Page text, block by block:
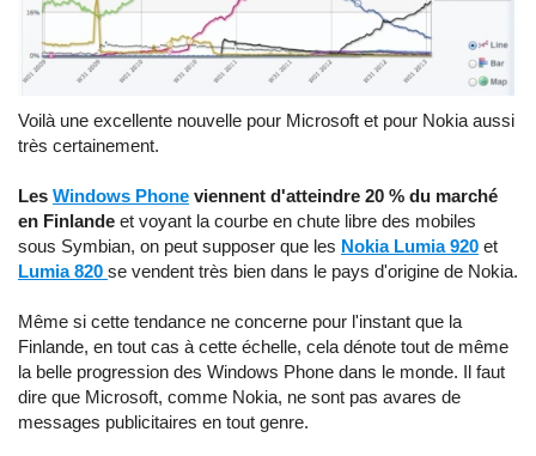
Voilà une excellente nouvelle pour Microsoft et pour Nokia aussi
très certainement.
Les Windows Phone viennent d'atteindre 20 % du marché
en Finlande et voyant la courbe en chute libre des mobiles
sous Symbian, on peut supposer que les Nokia Lumia 920 et
Lumia 820 se vendent très bien dans le pays d'origine de Nokia.
Même si cette tendance ne concerne pour l'instant que la
Finlande, en tout cas à cette échelle, cela dénote tout de même
la belle progression des Windows Phone dans le monde. Il faut
dire que Microsoft, comme Nokia, ne sont pas avares de
messages publicitaires en tout genre.